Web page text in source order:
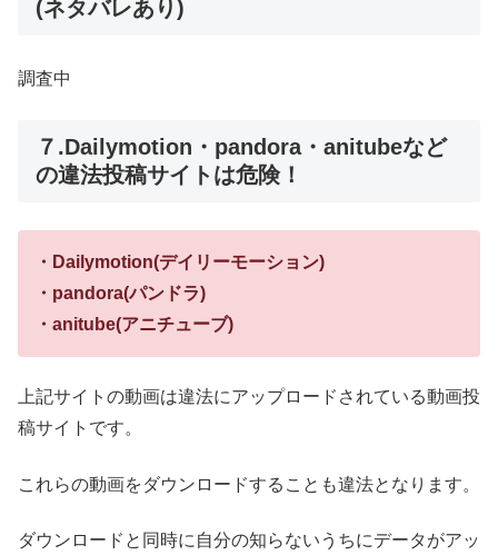
(ネタバレあり)
調査中
７.Dailymotion・pandora・anitubeなど
の違法投稿サイトは危険！
・Dailymotion(デイリーモーション)
・pandora(パンドラ)
・anitube(アニチューブ)
上記サイトの動画は違法にアップロードされている動画投
稿サイトです。
これらの動画をダウンロードすることも違法となります。
ダウンロードと同時に自分の知らないうちにデータがアッ